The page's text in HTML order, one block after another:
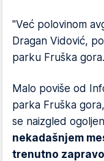
"Već polovinom
Dragan Vidović,
parku Fruška gora.
Malo poviše od
parka Fruška
se naizgled
nekadašnjem
trenutno